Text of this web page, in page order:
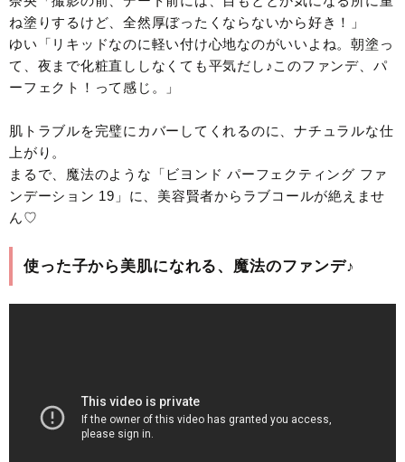
ね塗りするけど、全然厚ぼったくならないから好き！」
ゆい「リキッドなのに軽い付け心地なのがいいよね。朝塗っ
て、夜まで化粧直ししなくても平気だし♪このファンデ、パ
ーフェクト！って感じ。」
肌トラブルを完璧にカバーしてくれるのに、ナチュラルな仕
上がり。
まるで、魔法のような「ビヨンド パーフェクティング ファ
ンデーション 19」に、美容賢者からラブコールが絶えませ
ん♡
使った子から美肌になれる、魔法のファンデ♪